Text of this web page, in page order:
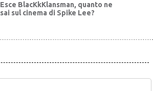
Esce BlacKkKlansman, quanto ne
sai sul cinema di Spike Lee?